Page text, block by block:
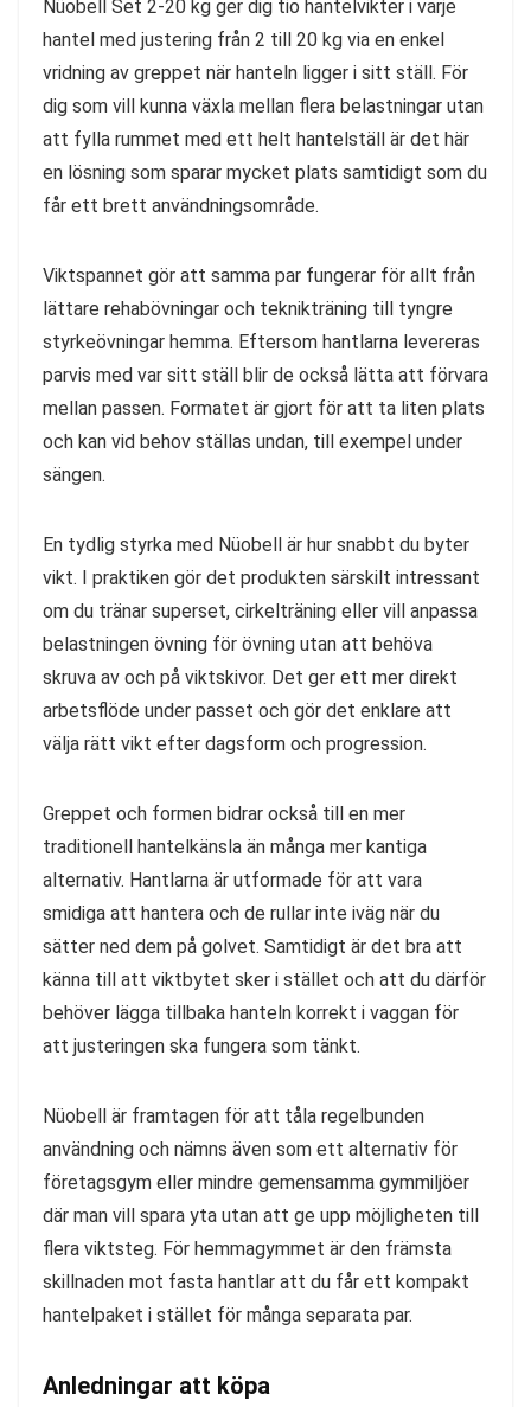
Nüobell Set 2-20 kg ger dig tio hantelvikter i varje
hantel med justering från 2 till 20 kg via en enkel
vridning av greppet när hanteln ligger i sitt ställ. För
dig som vill kunna växla mellan flera belastningar utan
att fylla rummet med ett helt hantelställ är det här
en lösning som sparar mycket plats samtidigt som du
får ett brett användningsområde.
Viktspannet gör att samma par fungerar för allt från
lättare rehabövningar och teknikträning till tyngre
styrkeövningar hemma. Eftersom hantlarna levereras
parvis med var sitt ställ blir de också lätta att förvara
mellan passen. Formatet är gjort för att ta liten plats
och kan vid behov ställas undan, till exempel under
sängen.
En tydlig styrka med Nüobell är hur snabbt du byter
vikt. I praktiken gör det produkten särskilt intressant
om du tränar superset, cirkelträning eller vill anpassa
belastningen övning för övning utan att behöva
skruva av och på viktskivor. Det ger ett mer direkt
arbetsflöde under passet och gör det enklare att
välja rätt vikt efter dagsform och progression.
Greppet och formen bidrar också till en mer
traditionell hantelkänsla än många mer kantiga
alternativ. Hantlarna är utformade för att vara
smidiga att hantera och de rullar inte iväg när du
sätter ned dem på golvet. Samtidigt är det bra att
känna till att viktbytet sker i stället och att du därför
behöver lägga tillbaka hanteln korrekt i vaggan för
att justeringen ska fungera som tänkt.
Nüobell är framtagen för att tåla regelbunden
användning och nämns även som ett alternativ för
företagsgym eller mindre gemensamma gymmiljöer
där man vill spara yta utan att ge upp möjligheten till
flera viktsteg. För hemmagymmet är den främsta
skillnaden mot fasta hantlar att du får ett kompakt
hantelpaket i stället för många separata par.
Anledningar att köpa